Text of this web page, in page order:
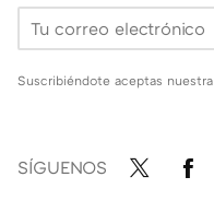
Suscribiéndote aceptas nuestra
SÍGUENOS